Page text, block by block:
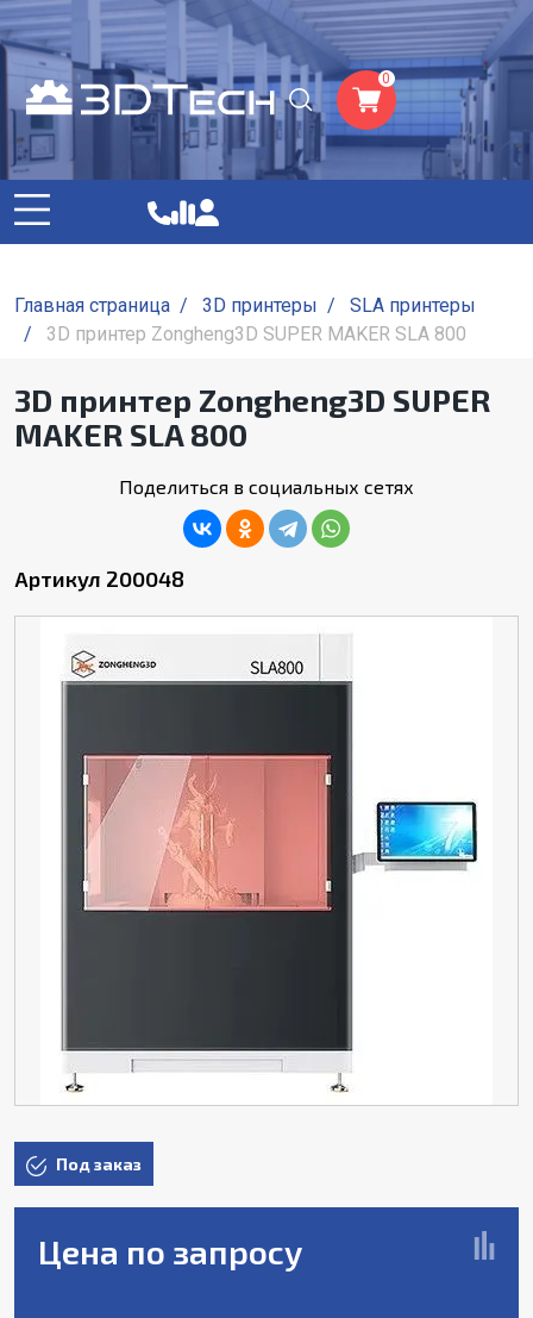
0
Главная страница / 3D принтеры /
SLA принтеры
/
3D принтер Zongheng3D SUPER MAKER SLA 800
3D принтер Zongheng3D SUPER
MAKER SLA 800
Поделиться в социальных сетях
Артикул 200048
Под заказ
Цена по запросу